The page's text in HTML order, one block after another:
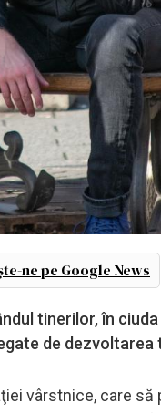
ne pe Google News
tinerilor, în
de dezvoltarea
vârstnice, care